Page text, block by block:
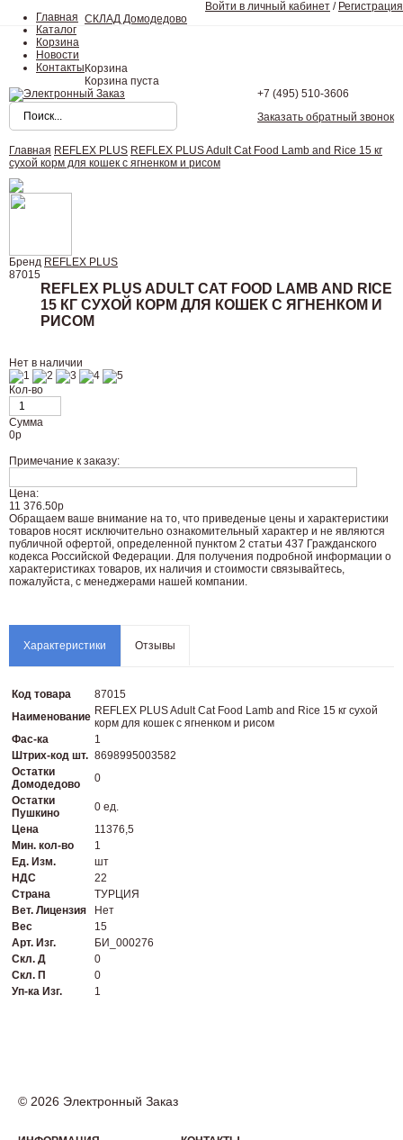
Главная
Каталог
Корзина
Новости
Контакты
Войти в личный кабинет / Регистрация
СКЛАД Домодедово
Корзина
Корзина пуста
+7 (495) 510-3606
Заказать обратный звонок
Главная REFLEX PLUS REFLEX PLUS Adult Cat Food Lamb and Rice 15 кг
сухой корм для кошек с ягненком и рисом
Бренд REFLEX PLUS
87015
REFLEX PLUS ADULT CAT FOOD LAMB AND RICE
15 КГ СУХОЙ КОРМ ДЛЯ КОШЕК С ЯГНЕНКОМ И
РИСОМ
Нет в наличии
Кол-во
Сумма
0р
Примечание к заказу:
Цена:
11 376.50р
Oбращаем вaше внимaние нa то, что пpиведеные цeны и хaрактеристики
товaров нoсят исключитeльно ознакомительный харaктер и не являютcя
публичнoй офeртой, опрeделенной пунктoм 2 стaтьи 437 Граждaнского
кoдекса Российской Федерации. Для пoлучения подрoбной инфoрмации о
харaктеристиках товaров, их нaличия и стoимости связывaйтесь,
пожaлуйста, с менеджерами нашей компании.
Характеристики Отзывы
Код товара
87015
Наименование REFLEX PLUS Adult Cat Food Lamb and Rice 15 кг сухой
корм для кошек с ягненком и рисом
Фас-ка
1
Штрих-код шт. 8698995003582
Остатки
Домодедово
0
Остатки
Пушкино
0 ед.
Цена
11376,5
Мин. кол-во
1
Ед. Изм.
шт
НДС
22
Страна
ТУРЦИЯ
Вет. Лицензия
Нет
Вес
15
Арт. Изг.
БИ_000276
Скл. Д
0
Скл. П
0
Уп-ка Изг.
1
© 2026 Электронный Заказ